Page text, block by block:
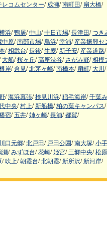
レコムセンター/ 成瀬/ 南町田/ 扇大橋/
浜/ 鴨居/ 中山/ 十日市場/ 長津田/ つき
中原/ 南部市場/ 鳥浜/ 幸浦/ 産業振興セ
/ 相武台/ 長後/ 生麦/ 新子安/ 産業道路/
大船/ 桜ヶ丘/ 高座渋谷/ さがみ野/ 相模
岸/ 倉見/ 北茅ヶ崎/ 南橋本/ 扇町/ 大川 /
/ 海浜幕張/ 検見川浜/ 稲毛海岸/ 千葉
中央/ 村上/ 新船橋/ 柏の葉キャンパス/
宿/ 五井/ 姉ヶ崎/ 長浦/ 都賀/
川口元郷/ 北戸田/ 戸田公園/ 南大塚/ 小
瀬/ みずほ台/ 花崎/ 姫宮/ 三郷中央/ 松
/ 吹上/ 朝霞台/ 北朝霞/ 新所沢/ 新河岸/